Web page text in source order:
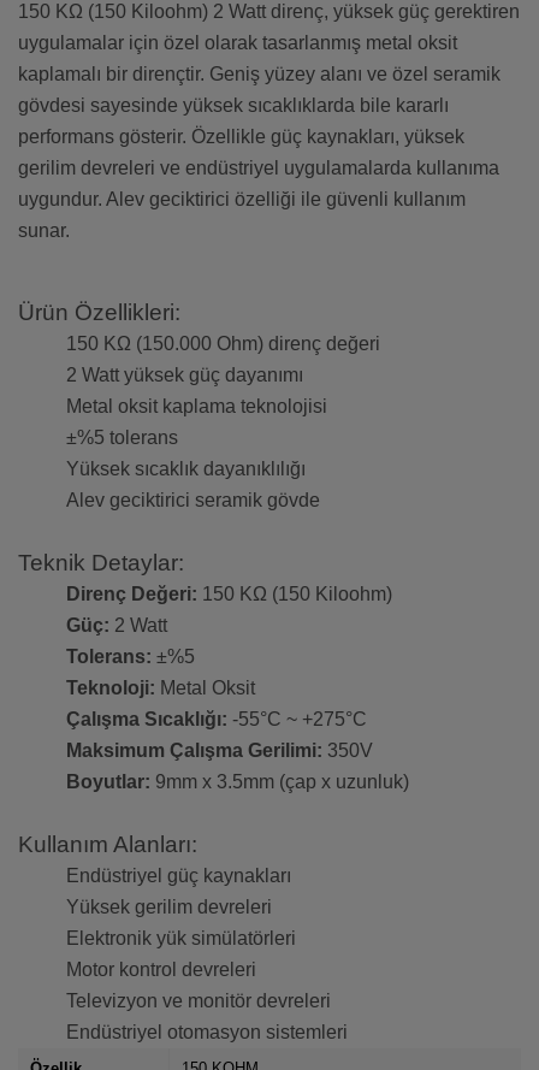
150 KΩ (150 Kiloohm) 2 Watt direnç, yüksek güç gerektiren
uygulamalar için özel olarak tasarlanmış metal oksit
kaplamalı bir dirençtir. Geniş yüzey alanı ve özel seramik
gövdesi sayesinde yüksek sıcaklıklarda bile kararlı
performans gösterir. Özellikle güç kaynakları, yüksek
gerilim devreleri ve endüstriyel uygulamalarda kullanıma
uygundur. Alev geciktirici özelliği ile güvenli kullanım
sunar.
Ürün Özellikleri:
150 KΩ (150.000 Ohm) direnç değeri
2 Watt yüksek güç dayanımı
Metal oksit kaplama teknolojisi
±%5 tolerans
Yüksek sıcaklık dayanıklılığı
Alev geciktirici seramik gövde
Teknik Detaylar:
Direnç Değeri: 150 KΩ (150 Kiloohm)
Güç: 2 Watt
Tolerans: ±%5
Teknoloji: Metal Oksit
Çalışma Sıcaklığı: -55°C ~ +275°C
Maksimum Çalışma Gerilimi: 350V
Boyutlar: 9mm x 3.5mm (çap x uzunluk)
Kullanım Alanları:
Endüstriyel güç kaynakları
Yüksek gerilim devreleri
Elektronik yük simülatörleri
Motor kontrol devreleri
Televizyon ve monitör devreleri
Endüstriyel otomasyon sistemleri